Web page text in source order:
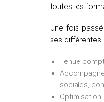
toutes les
Une fois
ses différentes
Tenue
sociales,